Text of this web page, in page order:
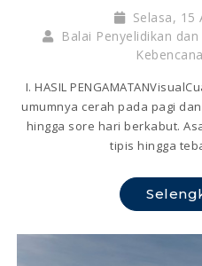
Selasa, 15
Balai Penyelidikan
I. HASIL
umumnya cerah pada pagi
hingga sore hari berkabut.
tipis hingga